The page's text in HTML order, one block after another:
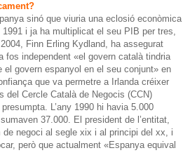
sinó que viuria una eclosió econòmica
i ja ha multiplicat el seu PIB per tres,
Finn Erling Kydland, ha assegurat
fos independent «el govern català tindria
govern espanyol en el seu conjunt» en
que va permetre a Irlanda créixer
Cercle Català de Negocis (CCN)
L’any 1990 hi havia 5.000
37.000. El president de l’entitat,
de negoci al segle xix i al principi del xx, i
però que actualment «Espanya equival